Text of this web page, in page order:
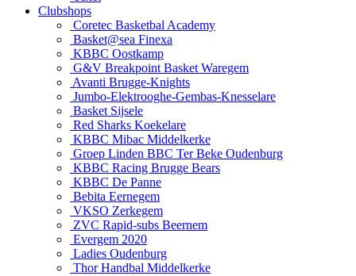
Clubshops
Coretec Basketbal Academy
Basket@sea Finexa
KBBC Oostkamp
G&V Breakpoint Basket Waregem
Avanti Brugge-Knights
Jumbo-Elektrooghe-Gembas-Knesselare
Basket Sijsele
Red Sharks Koekelare
KBBC Mibac Middelkerke
Groep Linden BBC Ter Beke Oudenburg
KBBC Racing Brugge Bears
KBBC De Panne
Bebita Eernegem
VKSO Zerkegem
ZVC Rapid-subs Beernem
Evergem 2020
Ladies Oudenburg
Thor Handbal Middelkerke